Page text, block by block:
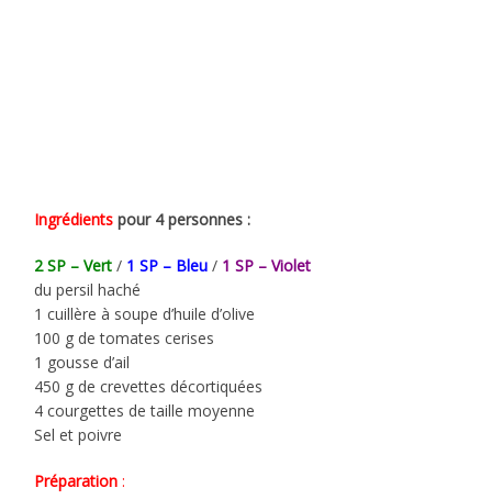
Ingrédients pour 4 personnes :
2 SP – Vert / 1 SP – Bleu / 1 SP – Violet
du persil haché
1 cuillère à soupe d’huile d’olive
100 g de tomates cerises
1 gousse d’ail
450 g de crevettes décortiquées
4 courgettes de taille moyenne
Sel et poivre
Préparation :